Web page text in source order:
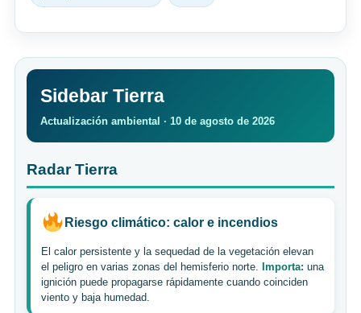
Sidebar Tierra
Actualización ambiental · 10 de agosto de 2026
Radar Tierra
Riesgo climático: calor e incendios
El calor persistente y la sequedad de la vegetación elevan
el peligro en varias zonas del hemisferio norte.
Importa: una
ignición puede propagarse rápidamente cuando coinciden
viento y baja humedad.